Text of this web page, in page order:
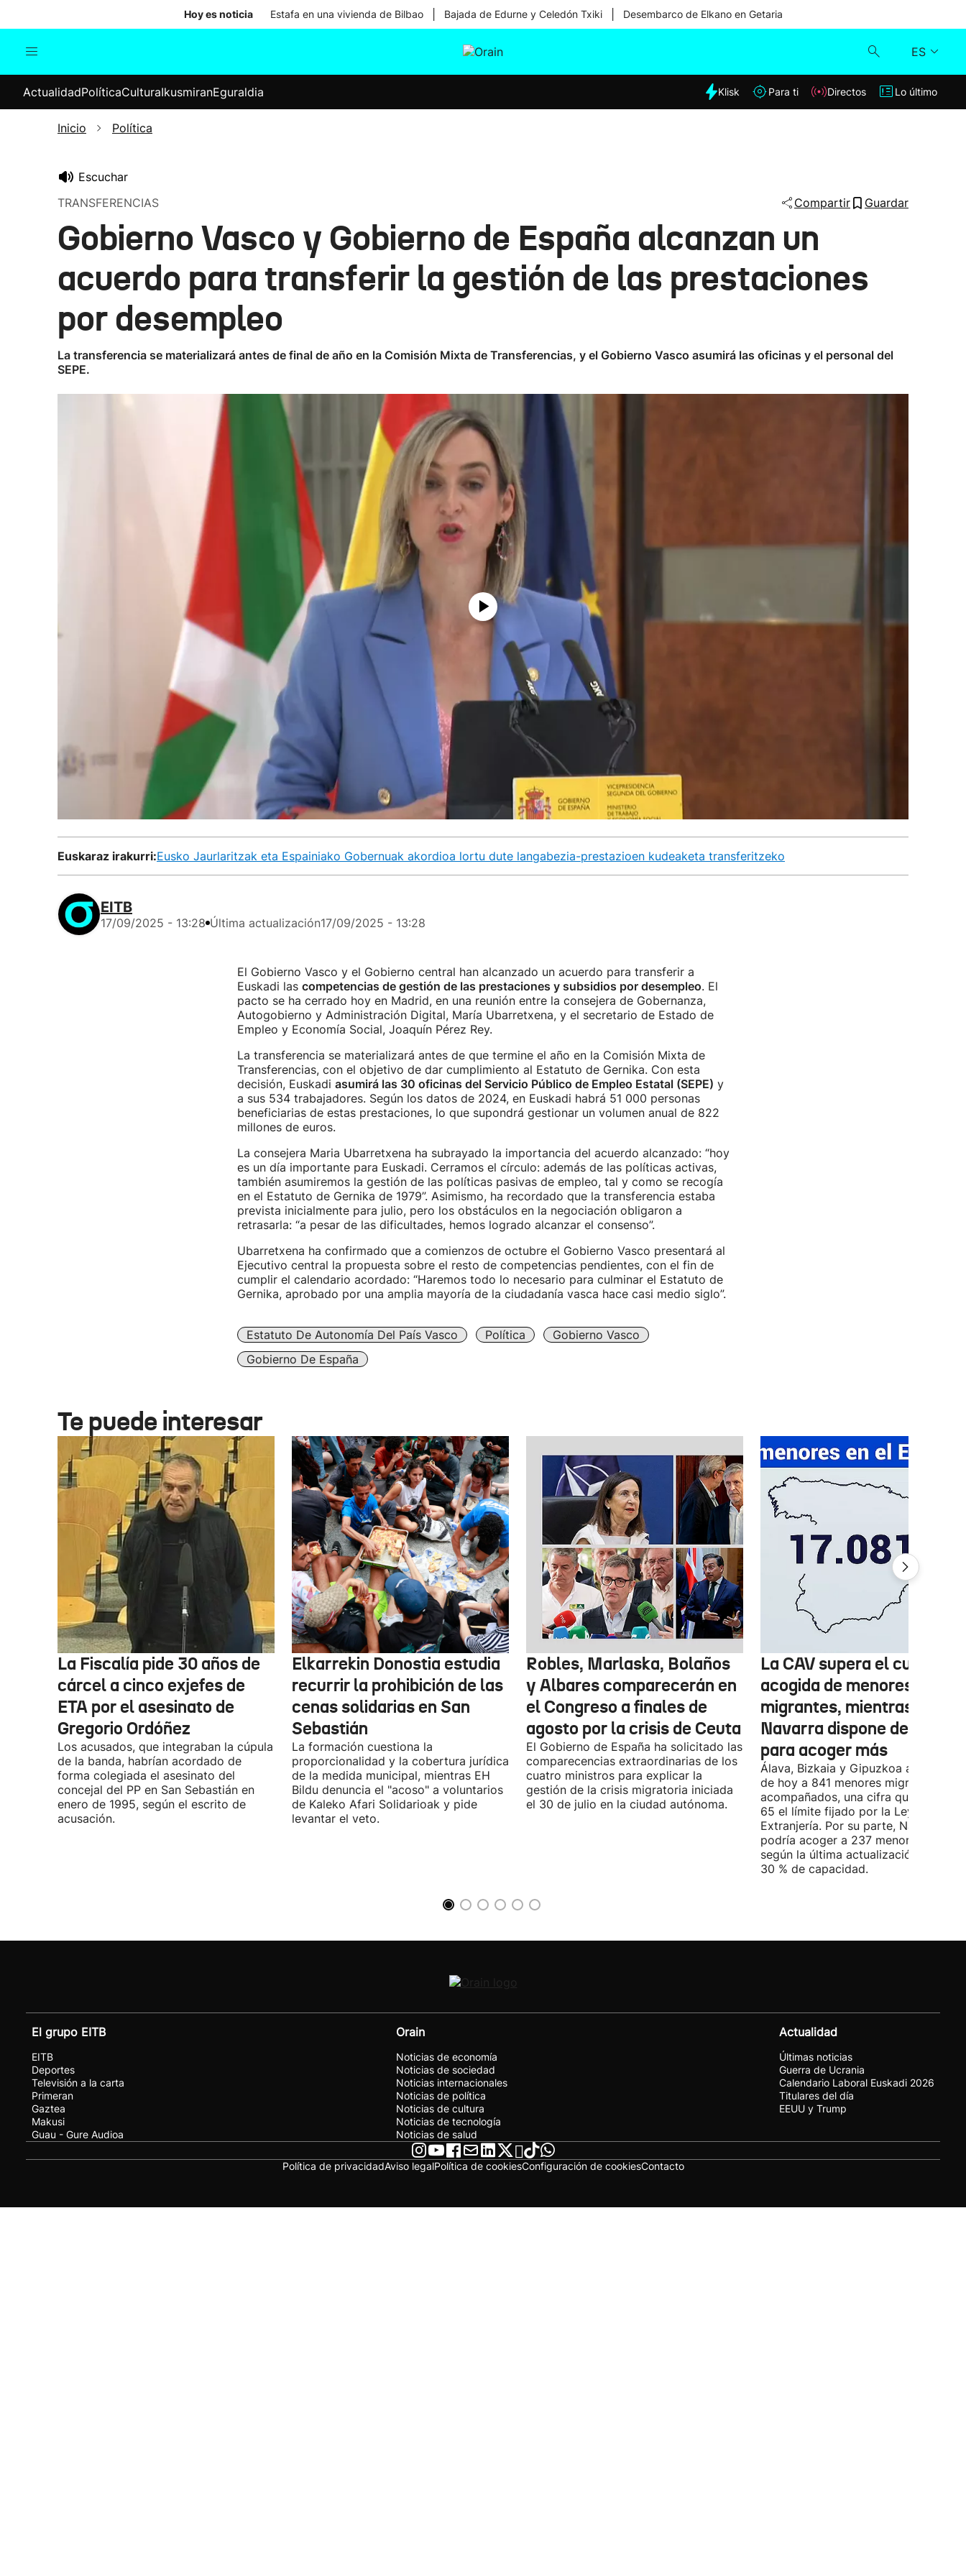
Hoy es noticia Estafa en una vivienda de Bilbao Bajada de Edurne y Celedón Txiki Desembarco de Elkano en Getaria
ES
Internacional
Elecciones
Klisk
ActualidadPolíticaCulturaIkusmiranEguraldia Klisk Para ti Directos Lo último
Inicio Política
Escuchar
TRANSFERENCIAS
Compartir Guardar
Gobierno Vasco y Gobierno de España alcanzan un
acuerdo para transferir la gestión de las prestaciones
por desempleo
La transferencia se materializará antes de final de año en la Comisión Mixta de Transferencias, y el Gobierno Vasco asumirá las oficinas y el personal del
SEPE.
Euskaraz irakurri:Eusko Jaurlaritzak eta Espainiako Gobernuak akordioa lortu dute langabezia-prestazioen kudeaketa transferitzeko
EITB
17/09/2025 - 13:28 Última actualización17/09/2025 - 13:28
El Gobierno Vasco y el Gobierno central han alcanzado un acuerdo para transferir a
Euskadi las competencias de gestión de las prestaciones y subsidios por desempleo. El
pacto se ha cerrado hoy en Madrid, en una reunión entre la consejera de Gobernanza,
Autogobierno y Administración Digital, María Ubarretxena, y el secretario de Estado de
Empleo y Economía Social, Joaquín Pérez Rey.
La transferencia se materializará antes de que termine el año en la Comisión Mixta de
Transferencias, con el objetivo de dar cumplimiento al Estatuto de Gernika. Con esta
decisión, Euskadi asumirá las 30 oficinas del Servicio Público de Empleo Estatal (SEPE) y
a sus 534 trabajadores. Según los datos de 2024, en Euskadi habrá 51 000 personas
beneficiarias de estas prestaciones, lo que supondrá gestionar un volumen anual de 822
millones de euros.
La consejera Maria Ubarretxena ha subrayado la importancia del acuerdo alcanzado: “hoy
es un día importante para Euskadi. Cerramos el círculo: además de las políticas activas,
también asumiremos la gestión de las políticas pasivas de empleo, tal y como se recogía
en el Estatuto de Gernika de 1979”. Asimismo, ha recordado que la transferencia estaba
prevista inicialmente para julio, pero los obstáculos en la negociación obligaron a
retrasarla: “a pesar de las dificultades, hemos logrado alcanzar el consenso”.
Ubarretxena ha confirmado que a comienzos de octubre el Gobierno Vasco presentará al
Ejecutivo central la propuesta sobre el resto de competencias pendientes, con el fin de
cumplir el calendario acordado: “Haremos todo lo necesario para culminar el Estatuto de
Gernika, aprobado por una amplia mayoría de la ciudadanía vasca hace casi medio siglo”.
Estatuto De Autonomía Del País Vasco Política
Gobierno Vasco
Gobierno De España
Te puede interesar
La Fiscalía pide 30 años de
cárcel a cinco exjefes de
ETA por el asesinato de
Gregorio Ordóñez
Los acusados, que integraban la cúpula
de la banda, habrían acordado de
forma colegiada el asesinato del
concejal del PP en San Sebastián en
enero de 1995, según el escrito de
acusación.
Elkarrekin Donostia estudia
recurrir la prohibición de las
cenas solidarias en San
Sebastián
La formación cuestiona la
proporcionalidad y la cobertura jurídica
de la medida municipal, mientras EH
Bildu denuncia el "acoso" a voluntarios
de Kaleko Afari Solidarioak y pide
levantar el veto.
Robles, Marlaska, Bolaños
y Albares comparecerán en
el Congreso a finales de
agosto por la crisis de Ceuta
El Gobierno de España ha solicitado las
comparecencias extraordinarias de los
cuatro ministros para explicar la
gestión de la crisis migratoria iniciada
el 30 de julio en la ciudad autónoma.
La CAV supera el cupo de
acogida de menores
migrantes, mientras
Navarra dispone de
para acoger más
Álava, Bizkaia y Gipuzkoa acogen a
de hoy a 841 menores migrantes no
acompañados, una cifra que supera
65 el límite fijado por la Ley de
Extranjería. Por su parte, Navarra
podría acoger a 237 menores,
según la última actualización, está al
30 % de capacidad.
El grupo EITB
EITB
Deportes
Televisión a la carta
Primeran
Gaztea
Makusi
Guau - Gure Audioa
Orain
Noticias de economía
Noticias de sociedad
Noticias internacionales
Noticias de política
Noticias de cultura
Noticias de tecnología
Noticias de salud
Actualidad
Últimas noticias
Guerra de Ucrania
Calendario Laboral Euskadi 2026
Titulares del día
EEUU y Trump
Política de privacidadAviso legalPolítica de cookiesConfiguración de cookiesContacto